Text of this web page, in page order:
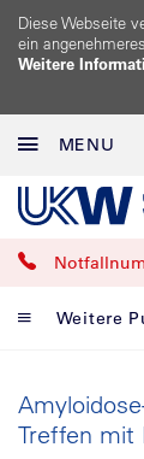
Diese Webseite
ein
Weitere
MENU
Weitere
Treffen mit